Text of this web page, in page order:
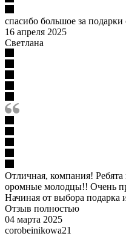
спасибо большое за
16 апреля 2025
Светлана
Отличная, компания!
оромные молодцы!! Очень
Начиная от выбора подарка
Отзыв полностью
04 марта 2025
corobeinikowa21